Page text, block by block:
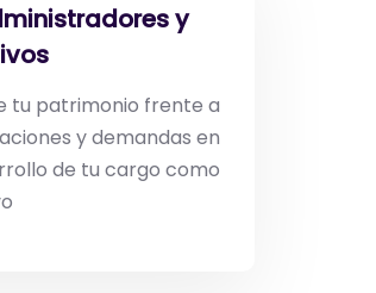
y
tu patrimonio frente a
y demandas en
de tu cargo como